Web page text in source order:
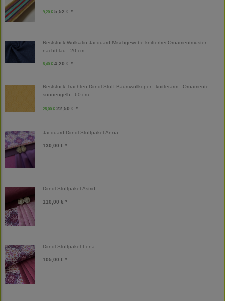
9,20 € 5,52 € *
Reststück Wollsatin Jacquard Mischgewebe knitterfrei Ornamentmuster -
nachtblau - 20 cm
8,40 € 4,20 € *
Reststück Trachten Dirndl Stoff Baumwollköper - knitterarm - Ornamente -
sonnengelb - 60 cm
25,00 € 22,50 € *
Jacquard Dirndl Stoffpaket Anna
130,00 € *
Dirndl Stoffpaket Astrid
110,00 € *
Dirndl Stoffpaket Lena
105,00 € *